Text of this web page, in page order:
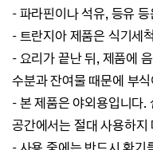
- 파라핀이나 석유, 등유
- 트란지아 제품은 식기세
- 요리가 끝난 뒤, 제품에
수분과 잔여물 때문에 부
- 본 제품은 야외용입니다.
공간에서는 절대 사용하지